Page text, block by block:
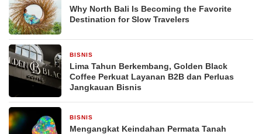
Why North Bali Is Becoming the Favorite
Destination for Slow Travelers
BISNIS
Lima Tahun Berkembang, Golden Black
Coffee Perkuat Layanan B2B dan Perluas
Jangkauan Bisnis
BISNIS
Mengangkat Keindahan Permata Tanah